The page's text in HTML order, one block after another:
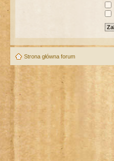
Strona główna forum